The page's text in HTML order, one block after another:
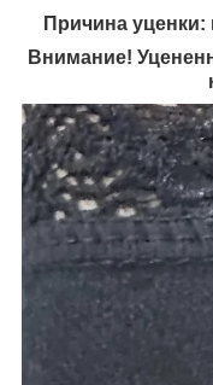
Причина
Внимание!